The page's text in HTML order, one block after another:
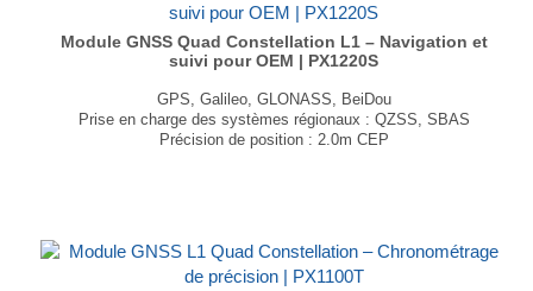
Module GNSS Quad Constellation L1 – Navigation et
suivi pour OEM | PX1220S
GPS, Galileo, GLONASS, BeiDou
Prise en charge des systèmes régionaux : QZSS, SBAS
Précision de position : 2.0m CEP